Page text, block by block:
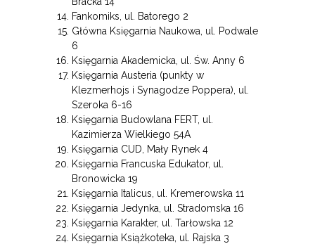
Fankomiks, ul. Batorego 2
Główna Księgarnia Naukowa, ul. Podwale
6
Księgarnia Akademicka, ul. Św. Anny 6
Księgarnia Austeria (punkty w
Klezmerhojs i Synagodze Poppera), ul.
Szeroka 6-16
Księgarnia Budowlana FERT, ul.
Kazimierza Wielkiego 54A
Księgarnia CUD, Mały Rynek 4
Księgarnia Francuska Edukator, ul.
Bronowicka 19
Księgarnia Italicus, ul. Kremerowska 11
Księgarnia Jedynka, ul. Stradomska 16
Księgarnia Karakter, ul. Tarłowska 12
Księgarnia Książkoteka, ul. Rajska 3